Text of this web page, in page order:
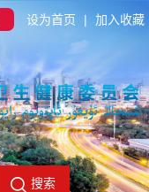
设为首页 | 加入收藏
搜索